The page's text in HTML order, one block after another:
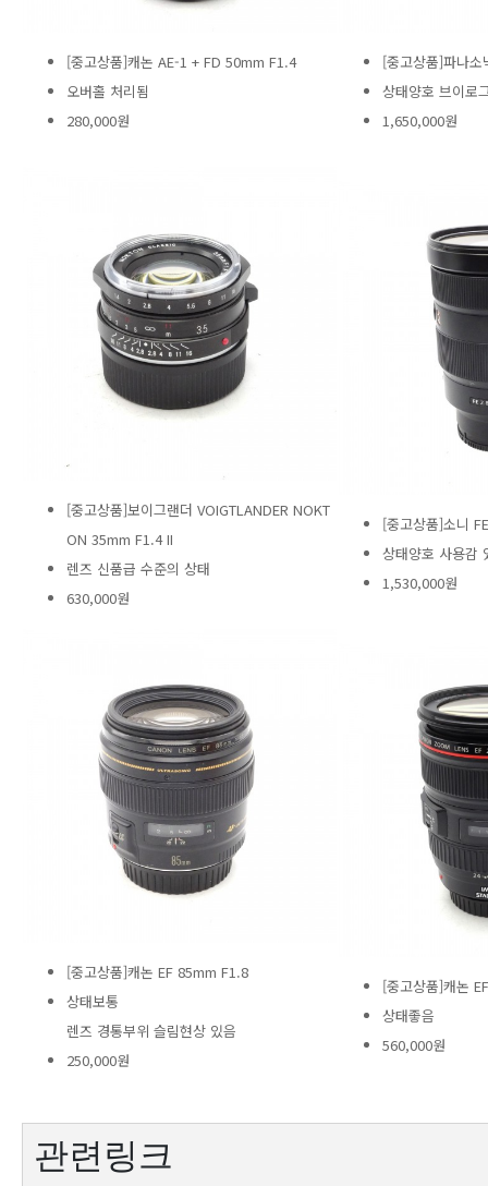
[중고상품]캐논 AE-1 + FD 50mm F1.4
오버홀 처리됨
280,000원
[중고상품]파나소
상태양호 브이로
1,650,000원
[중고상품]보이그랜더 VOIGTLANDER NOKT
ON 35mm F1.4 II
렌즈 신품급 수준의 상태
630,000원
[중고상품]소니
상태양호 사용감
1,530,000원
[중고상품]캐논 EF 85mm F1.8
상태보통
렌즈 경통부위 슬림현상 있음
250,000원
[중고상품]캐논
상태좋음
560,000원
관련링크